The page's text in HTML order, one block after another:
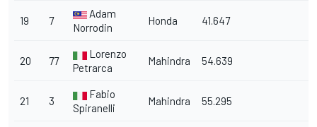
19 7
Adam
Norrodin
Honda 41.647
20 77
Lorenzo
Petrarca
Mahindra 54.639
21 3
Fabio
Spiranelli
Mahindra 55.295